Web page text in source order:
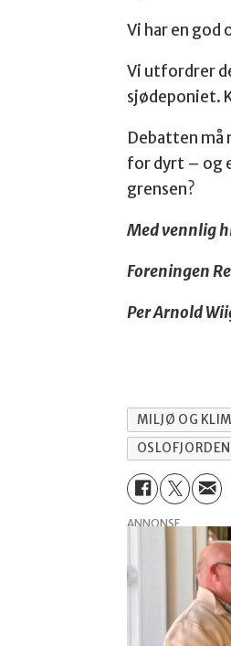
Vi har en
Vi utfordrer
sjødeponiet.
Debatten må
for dyrt – og
grensen?
Med vennlig
Foreningen
Per Arnold
MILJØ OG
OSLOFJORDEN
ANNONSE